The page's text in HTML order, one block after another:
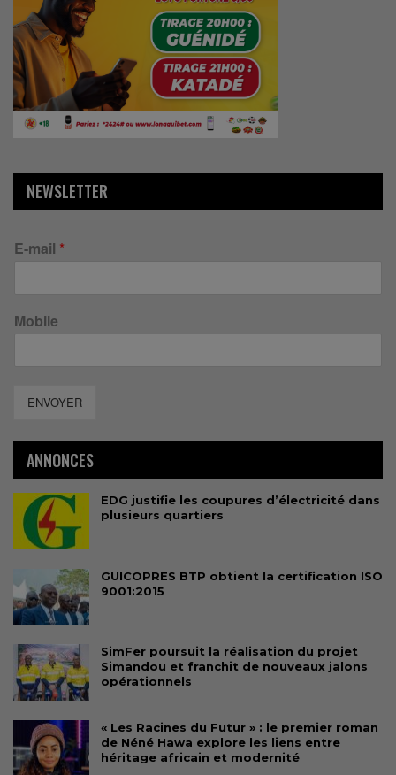
NEWSLETTER
E-mail *
Mobile
ENVOYER
ANNONCES
EDG justifie les coupures d’électricité dans
plusieurs quartiers
GUICOPRES BTP obtient la certification ISO
9001:2015
SimFer poursuit la réalisation du projet
Simandou et franchit de nouveaux jalons
opérationnels
« Les Racines du Futur » : le premier roman
de Néné Hawa explore les liens entre
héritage africain et modernité